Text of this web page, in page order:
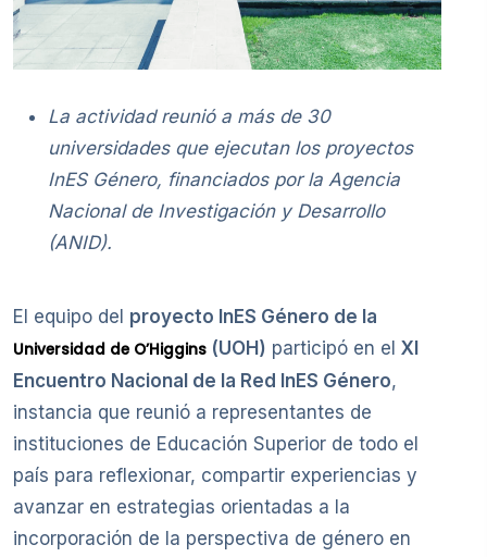
La actividad reunió a más de 30
universidades que ejecutan los proyectos
InES Género, financiados por la Agencia
Nacional de Investigación y Desarrollo
(ANID).
El equipo del proyecto InES Género de la
Universidad de O’Higgins (UOH) participó en el XI
Encuentro Nacional de la Red InES Género,
instancia que reunió a representantes de
instituciones de Educación Superior de todo el
país para reflexionar, compartir experiencias y
avanzar en estrategias orientadas a la
incorporación de la perspectiva de género en